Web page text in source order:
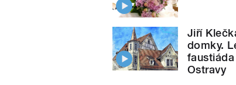
Jiří
domky.
Ostravy